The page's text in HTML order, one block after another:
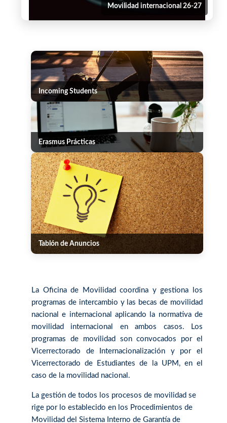
Movilidad internacional 26-27
Incoming Students
Erasmus Prácticas
Tablón de Anuncios
La Oficina de Movilidad coordina y gestiona los
programas de intercambio y las becas de movilidad
nacional e internacional aplicando la normativa de
movilidad internacional en ambos casos. Los
programas de movilidad son convocados por el
Vicerrectorado de Internacionalización y por el
Vicerrectorado de Estudiantes de la UPM, en el
caso de la movilidad nacional.
La gestión de todos los procesos de movilidad se
rige por lo establecido en los Procedimientos de
Movilidad del Sistema Interno de Garantía de